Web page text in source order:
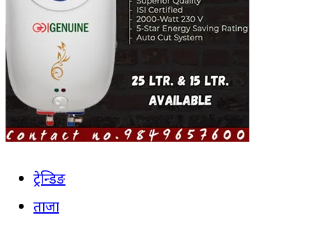
ट्रेन्डिङ
ताजा